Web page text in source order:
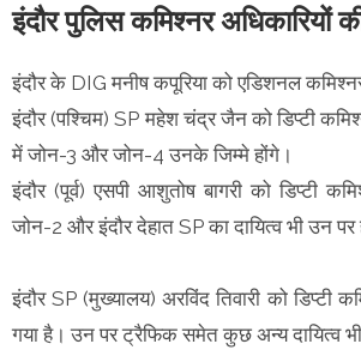
इंदौर पुलिस कमिश्नर अधिकारियों
इंदौर के DIG मनीष कपूरिया को एडिशनल
इंदौर (पश्चिम) SP महेश चंद्र जैन को डिप्टी
में जोन-3 और जोन-4 उनके जिम्मे होंगे।
इंदौर (पूर्व) एसपी आशुतोष बागरी को डिप्टी
जोन-2 और इंदौर देहात SP का दायित्व भी उन पर
इंदौर SP (मुख्यालय) अरविंद तिवारी को डिप्टी
गया है। उन पर ट्रैफिक समेत कुछ अन्य दायित्व